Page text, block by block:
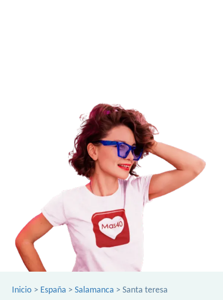
Inicio > España > Salamanca > Santa teresa